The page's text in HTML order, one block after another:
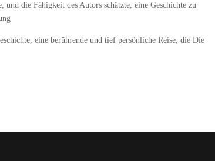
und die Fähigkeit des Autors schätzte, eine Geschichte zu
eine berührende und tief persönliche Reise, die Die